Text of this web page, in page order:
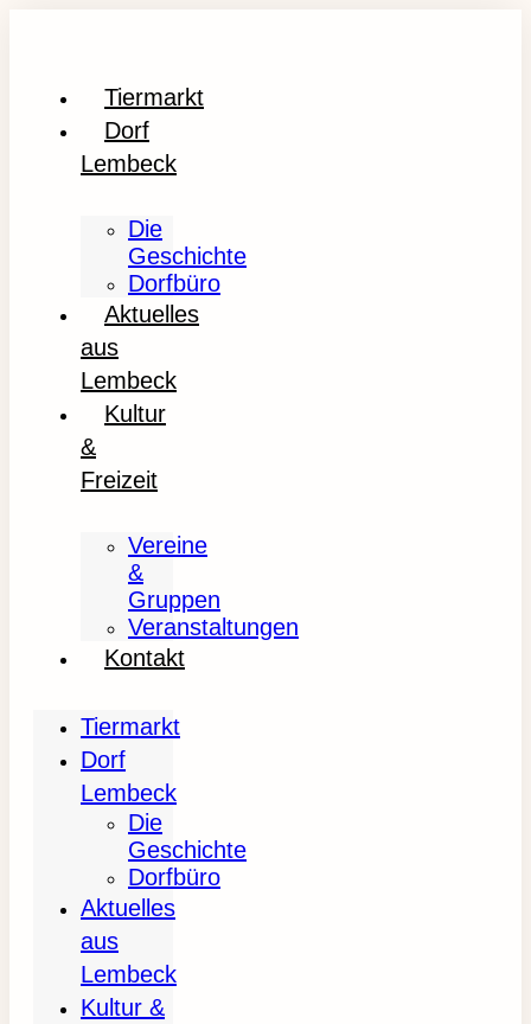
Tiermarkt
Dorf
Lembeck
Die
Geschichte
Dorfbüro
Aktuelles
aus
Lembeck
Kultur
&
Freizeit
Vereine
&
Gruppen
Veranstaltungen
Kontakt
Tiermarkt
Dorf
Lembeck
Die
Geschichte
Dorfbüro
Aktuelles
aus
Lembeck
Kultur &